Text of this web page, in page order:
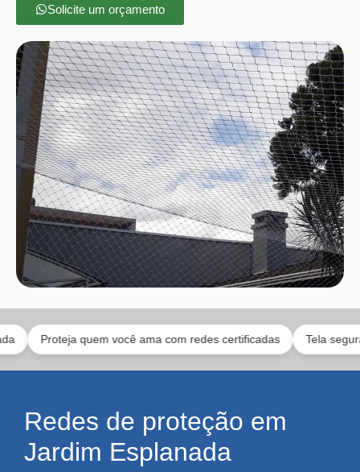
Solicite um orçamento
quem você ama com redes certificadas Tela segura para
Redes de proteção em
Jardim Esplanada